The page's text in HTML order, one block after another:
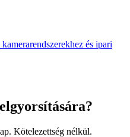
és ipari
Kötelezettség nélkül.